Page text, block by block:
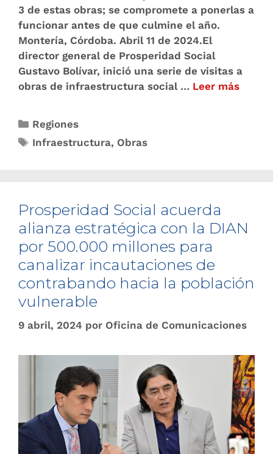
3 de estas obras; se compromete a ponerlas a
funcionar antes de que culmine el año.
Montería, Córdoba. Abril 11 de 2024.El
director general de Prosperidad Social
Gustavo Bolívar, inició una serie de visitas a
obras de infraestructura social … Leer más
Regiones
Infraestructura, Obras
Prosperidad Social acuerda
alianza estratégica con la DIAN
por 500.000 millones para
canalizar incautaciones de
contrabando hacia la población
vulnerable
9 abril, 2024 por Oficina de Comunicaciones